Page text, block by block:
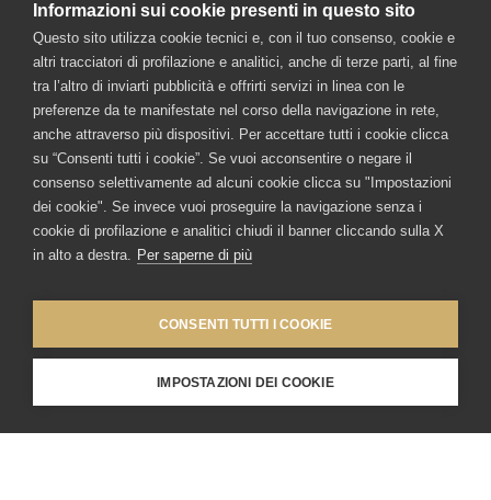
Orange slice
Ice
DIRECTIONS
Fill the glass with ice cubes and pour in the gin, bitter
vermouth, followed by Antica Formula. Stir and garnish
with an orange slice.
Informazioni sui cookie presenti in questo sito
Questo sito utilizza cookie tecnici e, con il tuo consenso, cookie e
altri tracciatori di profilazione e analitici, anche di terze parti, al fine
tra l’altro di inviarti pubblicità e offrirti servizi in linea con le
preferenze da te manifestate nel corso della navigazione in rete,
anche attraverso più dispositivi. Per accettare tutti i cookie clicca
su “Consenti tutti i cookie”. Se vuoi acconsentire o negare il
consenso selettivamente ad alcuni cookie clicca su "Impostazioni
dei cookie". Se invece vuoi proseguire la navigazione senza i
cookie di profilazione e analitici chiudi il banner cliccando sulla X
in alto a destra. Per saperne di più
CONSENTI TUTTI I COOKIE
IMPOSTAZIONI DEI COOKIE